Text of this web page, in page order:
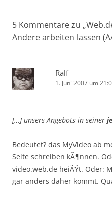
5 Kommentare zu „
Andere arbeiten lassen
Ralf
1. Juni 2007 um
[…] unsers Angebots in seiner
Bedeutet? das MyVideo ab
Seite schreiben kÃ¶nnen.
video.web.de heiÃŸt. Oder:
gar anders daher kommt.